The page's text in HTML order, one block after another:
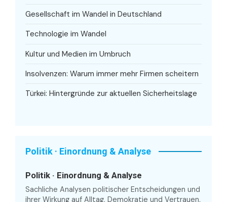
Gesellschaft im Wandel in Deutschland
Technologie im Wandel
Kultur und Medien im Umbruch
Insolvenzen: Warum immer mehr Firmen scheitern
Türkei: Hintergründe zur aktuellen Sicherheitslage
Politik · Einordnung & Analyse
Politik · Einordnung & Analyse
Sachliche Analysen politischer Entscheidungen und
ihrer Wirkung auf Alltag, Demokratie und Vertrauen.